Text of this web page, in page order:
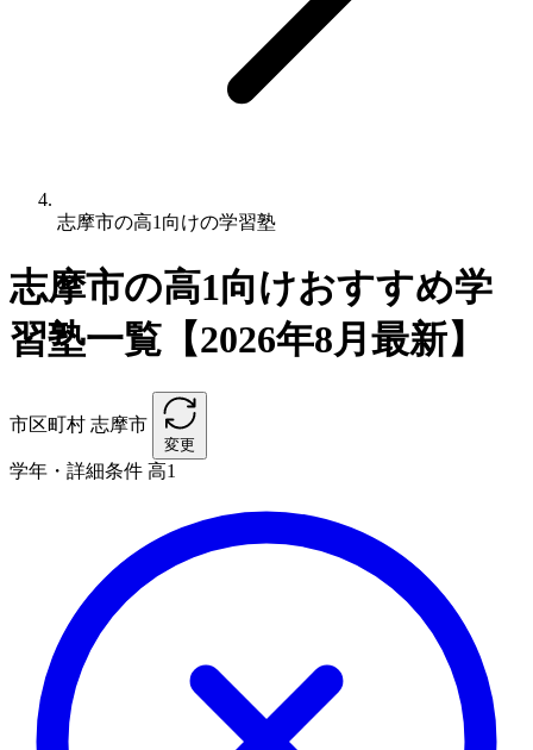
志摩市の高1向けの学習塾
志摩市の高1向けおすすめ学
習塾一覧【2026年8月最新】
市区町村 志摩市
変更
学年・詳細条件 高1